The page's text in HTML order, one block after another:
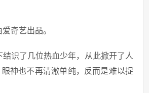
奇艺出品。
识了几位热血少年，从此掀开了人
神也不再清澈单纯，反而是难以捉